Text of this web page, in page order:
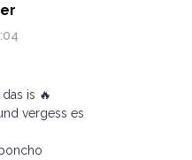
is 🔥
vergess es